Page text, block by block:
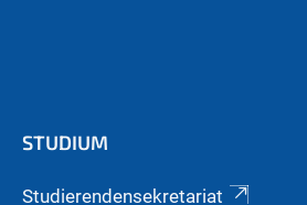
STUDIUM
Studierendensekretariat